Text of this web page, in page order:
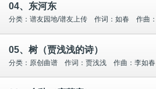
04、东河东
分类：谱友园地/谱友上传 作词：如春 作曲
05、树（贾浅浅的诗）
分类：原创曲谱 作词：贾浅浅 作曲：李如